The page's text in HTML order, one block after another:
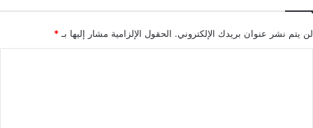
لن يتم نشر عنوان بريدك الإلكتروني. الحقول الإلزامية مشار إليها بـ*